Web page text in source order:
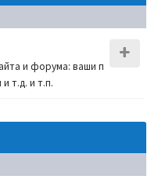
и форума: ваши п
т.д. и т.п.